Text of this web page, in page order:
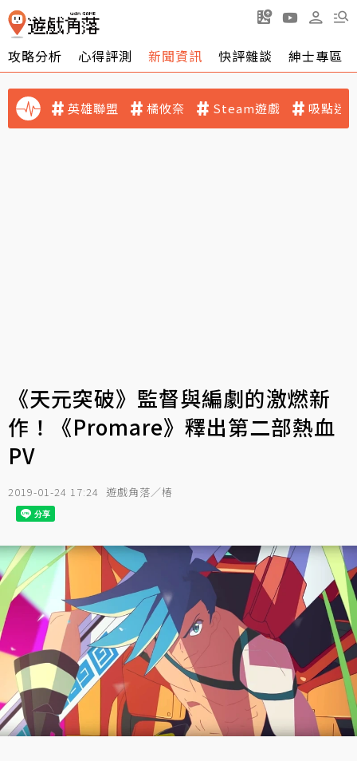
攻略分析 心得評測 新聞資訊 快評雜談 紳士專區
英雄聯盟 橘攸奈 Steam遊戲 吸點迷
《天元突破》監督與編劇的激燃新
作！《Promare》釋出第二部熱血
PV
2019-01-24 17:24 遊戲角落／椿